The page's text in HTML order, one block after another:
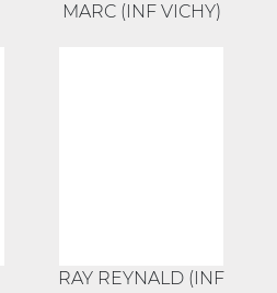
MARC (INF VICHY)
RAY REYNALD (INF